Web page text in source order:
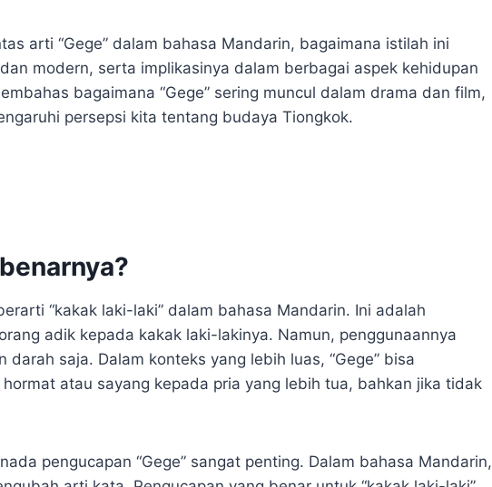
arti “Gege” dalam bahasa Mandarin, bagaimana istilah ini
modern, serta implikasinya dalam berbagai aspek kehidupan
bagaimana “Gege” sering muncul dalam drama dan film,
persepsi kita tentang budaya Tiongkok.
“kakak laki-laki” dalam bahasa Mandarin. Ini adalah
adik kepada kakak laki-lakinya. Namun, penggunaannya
saja. Dalam konteks yang lebih luas, “Gege” bisa
atau sayang kepada pria yang lebih tua, bahkan jika tidak
pengucapan “Gege” sangat penting. Dalam bahasa Mandarin,